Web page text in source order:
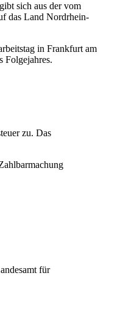
sich aus der vom
das Land Nordrhein-
in Frankfurt am
Folgejahres.
zu. Das
für